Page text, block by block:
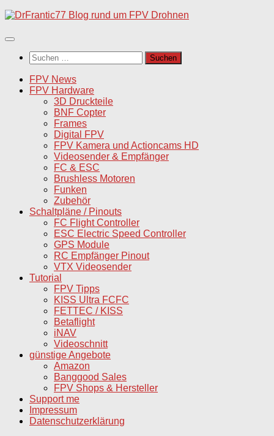
Unter
Inhalt
Suchen
nach:
FPV News
FPV Hardware
3D Druckteile
BNF Copter
Frames
Digital FPV
FPV Kamera und Actioncams HD
Videosender & Empfänger
FC & ESC
Brushless Motoren
Funken
Zubehör
Schaltpläne / Pinouts
FC Flight Controller
ESC Electric Speed Controller
GPS Module
RC Empfänger Pinout
VTX Videosender
Tutorial
FPV Tipps
KISS Ultra FCFC
FETTEC / KISS
Betaflight
iNAV
Videoschnitt
günstige Angebote
Amazon
Banggood Sales
FPV Shops & Hersteller
Support me
Impressum
Datenschutzerklärung